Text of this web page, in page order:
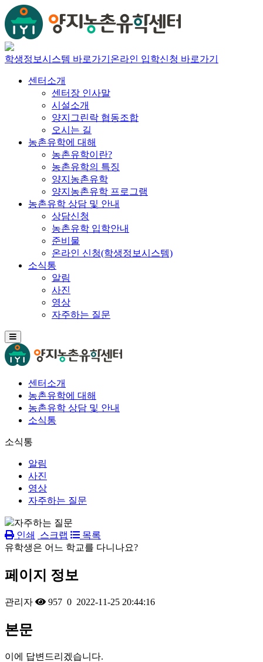
학생정보시스템 바로가기 온라인 입학신청 바로가기
센터소개
센터장 인사말
시설소개
양지그린락 협동조합
오시는 길
농촌유학에 대해
농촌유학이란?
농촌유학의 특징
양지농촌유학
양지농촌유학 프로그램
농촌유학 상담 및 안내
상담신청
농촌유학 입학안내
준비물
온라인 신청(학생정보시스템)
소식통
알림
사진
영상
자주하는 질문
센터소개
농촌유학에 대해
농촌유학 상담 및 안내
소식통
소식통
알림
사진
영상
자주하는 질문
자주하는 질문
인쇄
스크랩
목록
유학생은 어느 학교를 다니나요?
페이지 정보
관리자 957 0 2022-11-25 20:44:16
본문
이에 답변드리겠습니다.